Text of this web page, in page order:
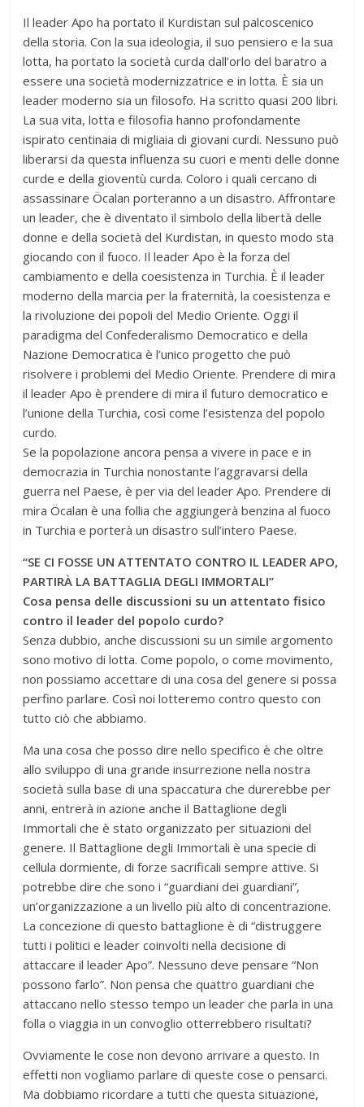
Il leader Apo ha portato il Kurdistan sul palcoscenico
della storia. Con la sua ideologia, il suo pensiero e la sua
lotta, ha portato la società curda dall’orlo del baratro a
essere una società modernizzatrice e in lotta. È sia un
leader moderno sia un filosofo. Ha scritto quasi 200 libri.
La sua vita, lotta e filosofia hanno profondamente
ispirato centinaia di migliaia di giovani curdi. Nessuno può
liberarsi da questa influenza su cuori e menti delle donne
curde e della gioventù curda. Coloro i quali cercano di
assassinare Öcalan porteranno a un disastro. Affrontare
un leader, che è diventato il simbolo della libertà delle
donne e della società del Kurdistan, in questo modo sta
giocando con il fuoco. Il leader Apo è la forza del
cambiamento e della coesistenza in Turchia. È il leader
moderno della marcia per la fraternità, la coesistenza e
la rivoluzione dei popoli del Medio Oriente. Oggi il
paradigma del Confederalismo Democratico e della
Nazione Democratica è l’unico progetto che può
risolvere i problemi del Medio Oriente. Prendere di mira
il leader Apo è prendere di mira il futuro democratico e
l’unione della Turchia, così come l’esistenza del popolo
curdo.
Se la popolazione ancora pensa a vivere in pace e in
democrazia in Turchia nonostante l’aggravarsi della
guerra nel Paese, è per via del leader Apo. Prendere di
mira Öcalan è una follia che aggiungerà benzina al fuoco
in Turchia e porterà un disastro sull’intero Paese.
“SE CI FOSSE UN ATTENTATO CONTRO IL LEADER APO,
PARTIRÀ LA BATTAGLIA DEGLI IMMORTALI”
Cosa pensa delle discussioni su un attentato fisico
contro il leader del popolo curdo?
Senza dubbio, anche discussioni su un simile argomento
sono motivo di lotta. Come popolo, o come movimento,
non possiamo accettare di una cosa del genere si possa
perfino parlare. Così noi lotteremo contro questo con
tutto ciò che abbiamo.
Ma una cosa che posso dire nello specifico è che oltre
allo sviluppo di una grande insurrezione nella nostra
società sulla base di una spaccatura che durerebbe per
anni, entrerà in azione anche il Battaglione degli
Immortali che è stato organizzato per situazioni del
genere. Il Battaglione degli Immortali è una specie di
cellula dormiente, di forze sacrificali sempre attive. Si
potrebbe dire che sono i “guardiani dei guardiani”,
un’organizzazione a un livello più alto di concentrazione.
La concezione di questo battaglione è di “distruggere
tutti i politici e leader coinvolti nella decisione di
attaccare il leader Apo”. Nessuno deve pensare “Non
possono farlo”. Non pensa che quattro guardiani che
attaccano nello stesso tempo un leader che parla in una
folla o viaggia in un convoglio otterrebbero risultati?
Ovviamente le cose non devono arrivare a questo. In
effetti non vogliamo parlare di queste cose o pensarci.
Ma dobbiamo ricordare a tutti che questa situazione,